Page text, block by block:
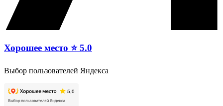
Хорошее место ⭐ 5.0
Выбор пользователей Яндекса